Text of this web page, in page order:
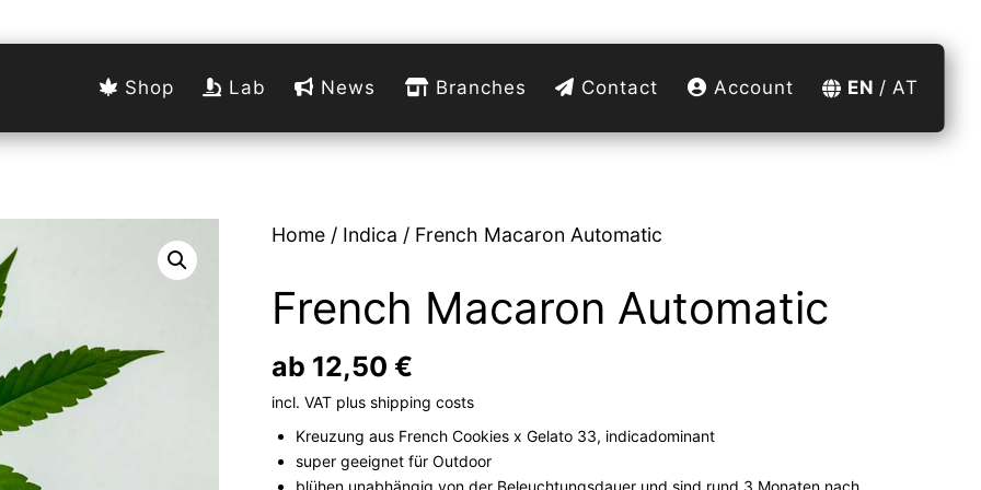
Shop Lab News Branches Contact Account EN AT
Home/ Indica / French Macaron Automatic
French Macaron Automatic
ab 12,50 €
incl. VAT plus shipping costs
Kreuzung aus French Cookies x Gelato 33, indicadominant
super geeignet für Outdoor
blühen unabhängig von der Beleuchtungsdauer und sind rund 3 Monaten nach